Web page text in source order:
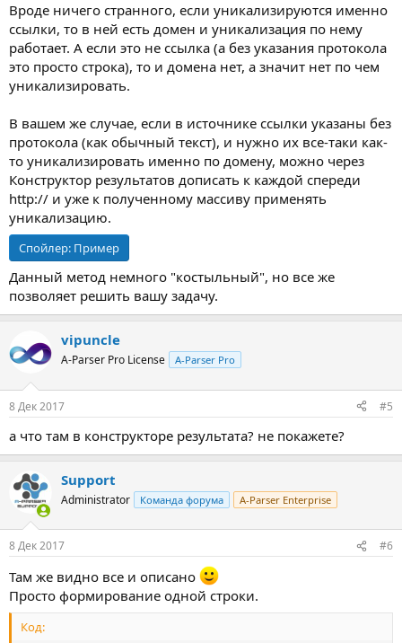
Вроде ничего странного, если уникализируются именно
ссылки, то в ней есть домен и уникализация по нему
работает. А если это не ссылка (а без указания протокола
это просто строка), то и домена нет, а значит нет по чем
уникализировать.
В вашем же случае, если в источнике ссылки указаны без
протокола (как обычный текст), и нужно их все-таки как-
то уникализировать именно по домену, можно через
Конструктор результатов дописать к каждой спереди
http:// и уже к полученному массиву применять
уникализацию.
Спойлер: Пример
Данный метод немного "костыльный", но все же
позволяет решить вашу задачу.
vipuncle
A-Parser Pro License A-Parser Pro
8 Дек 2017 #5
а что там в конструкторе результата? не покажете?
Support
Administrator Команда форума A-Parser Enterprise
8 Дек 2017 #6
Там же видно все и описано
Просто формирование одной строки.
Код: